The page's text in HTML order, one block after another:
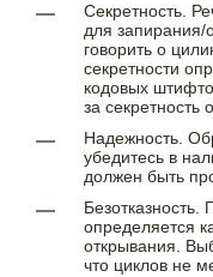
Секретность.
для запирания/
говорить о
секретности
кодовых
за секретность
Надежность.
убедитесь в
должен быть
определяется
открывания.
что циклов не